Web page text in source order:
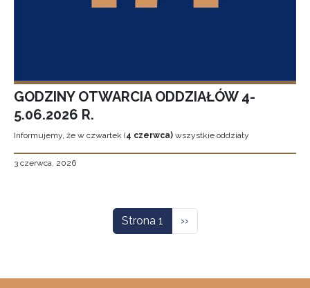
GODZINY OTWARCIA ODDZIAŁÓW 4-
5.06.2026 R.
Informujemy, że w czwartek (4 czerwca) wszystkie oddziały
3 czerwca, 2026
Strona 1 Następna strona
››